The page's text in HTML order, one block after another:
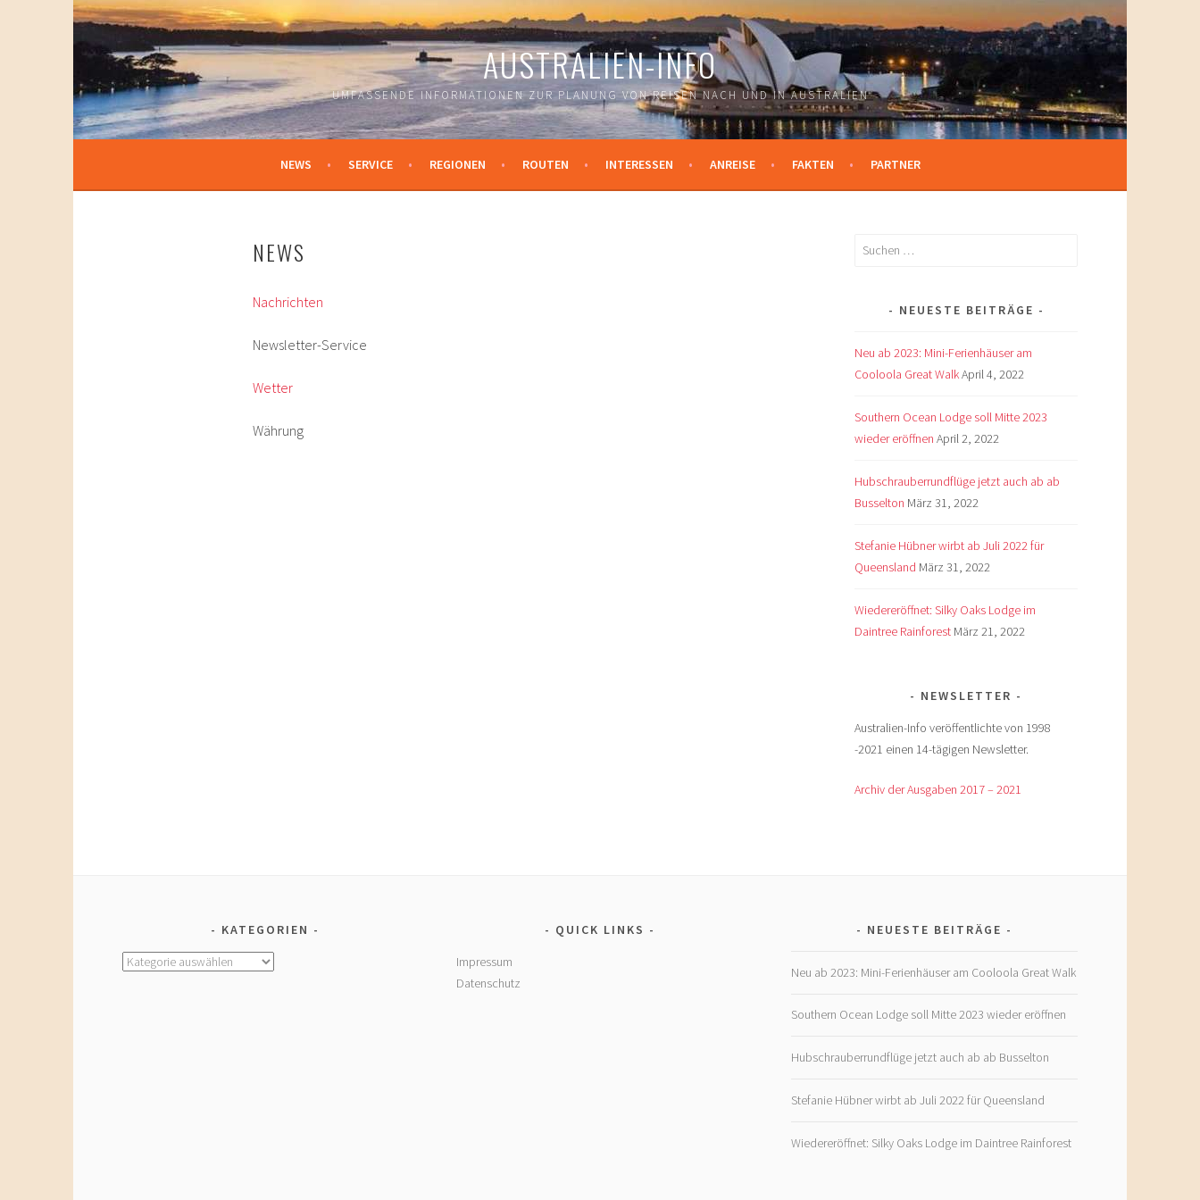
Springe
zum
Inhalt
AUSTRALIEN-INFO
UMFASSENDE INFORMATIONEN ZUR PLANUNG VON REISEN NACH UND IN AUSTRALIEN
NEWS SERVICE REGIONEN ROUTEN INTERESSEN ANREISE FAKTEN PARTNER
NEWS
Nachrichten
Newsletter-Service
Wetter
Währung
Suchen
NEUESTE BEITRÄGE
Neu ab 2023: Mini-Ferienhäuser am
Cooloola Great WalkApril 4, 2022
Southern Ocean Lodge soll Mitte 2023
wieder eröffnen April 2, 2022
Hubschrauberrundflüge jetzt auch ab ab
Busselton März 31, 2022
Stefanie Hübner wirbt ab Juli 2022 für
Queensland März 31, 2022
Wiedereröffnet: Silky Oaks Lodge im
Daintree Rainforest März 21, 2022
NEWSLETTER
Australien-Info veröffentlichte von 1998
-2021 einen 14-tägigen Newsletter.
Archiv der Ausgaben 2017 – 2021
KATEGORIEN
Kategorien
QUICK LINKS
Impressum
Datenschutz
NEUESTE BEITRÄGE
Neu ab 2023: Mini-Ferienhäuser am Cooloola Great Walk
Southern Ocean Lodge soll Mitte 2023 wieder eröffnen
Hubschrauberrundflüge jetzt auch ab ab Busselton
Stefanie Hübner wirbt ab Juli 2022 für Queensland
Wiedereröffnet: Silky Oaks Lodge im Daintree Rainforest